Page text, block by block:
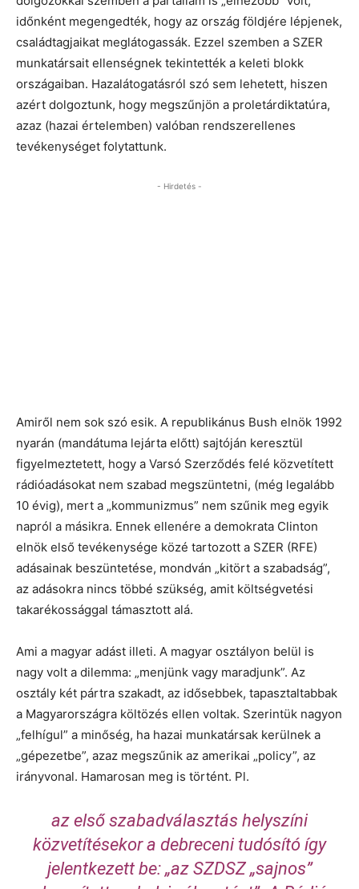
időnként megengedték, hogy az ország földjére lépjenek,
családtagjaikat meglátogassák. Ezzel szemben a SZER
munkatársait ellenségnek tekintették a keleti blokk
országaiban. Hazalátogatásról szó sem lehetett, hiszen
azért dolgoztunk, hogy megszűnjön a proletárdiktatúra,
azaz (hazai értelemben) valóban rendszerellenes
tevékenységet folytattunk.
- Hirdetés -
Amiről nem sok szó esik. A republikánus Bush elnök 1992
nyarán (mandátuma lejárta előtt) sajtóján keresztül
figyelmeztetett, hogy a Varsó Szerződés felé közvetített
rádióadásokat nem szabad megszüntetni, (még legalább
10 évig), mert a „kommunizmus” nem szűnik meg egyik
napról a másikra. Ennek ellenére a demokrata Clinton
elnök első tevékenysége közé tartozott a SZER (RFE)
adásainak beszüntetése, mondván „kitört a szabadság”,
az adásokra nincs többé szükség, amit költségvetési
takarékossággal támasztott alá.
Ami a magyar adást illeti. A magyar osztályon belül is
nagy volt a dilemma: „menjünk vagy maradjunk”. Az
osztály két pártra szakadt, az idősebbek, tapasztaltabbak
a Magyarországra költözés ellen voltak. Szerintük nagyon
„felhígul” a minőség, ha hazai munkatársak kerülnek a
„gépezetbe”, azaz megszűnik az amerikai „policy”, az
irányvonal. Hamarosan meg is történt. Pl.
az első szabadválasztás helyszíni
közvetítésekor a debreceni tudósító így
jelentkezett be: „az SZDSZ „sajnos”